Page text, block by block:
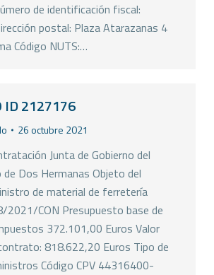
de identificación fiscal:
postal: Plaza Atarazanas 4
Código NUTS:…
ID 2127176
26 octubre 2021
Junta de Gobierno del
Dos Hermanas Objeto del
de material de ferretería
2021/CON Presupuesto base de
372.101,00 Euros Valor
818.622,20 Euros Tipo de
Código CPV 44316400-